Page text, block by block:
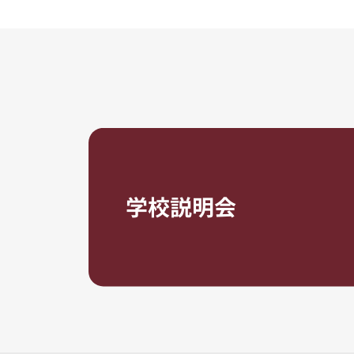
学校説明会